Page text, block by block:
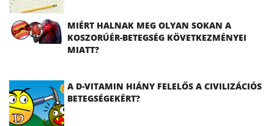
MIÉRT HALNAK MEG OLYAN SOKAN A
KOSZORÚÉR-BETEGSÉG KÖVETKEZMÉNYEI
MIATT?
A D-VITAMIN HIÁNY FELELŐS A CIVILIZÁCIÓS
BETEGSÉGEKÉRT?